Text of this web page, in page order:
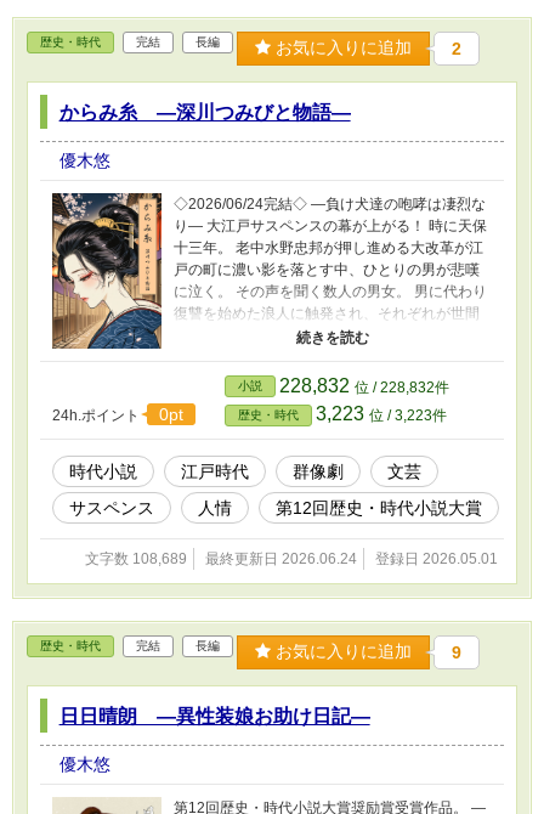
歴史・時代 完結 長編 お気に入りに追加 2
からみ糸 ―深川つみびと物語―
優木悠
◇2026/06/24完結◇ ―負け犬達の咆哮は凄烈な
り― 大江戸サスペンスの幕が上がる！ 時に天保
十三年。 老中水野忠邦が押し進める大改革が江
戸の町に濃い影を落とす中、ひとりの男が悲嘆
に泣く。 その声を聞く数人の男女。 男に代わり
復讐を始めた浪人に触発され、それぞれが世間
に牙を剥く。 寿命いくばくもない老人、行き場
昇進できない男、悔恨にさいなまれる下っ引、
足を洗いたい巾着切り、冴えない料理人⋯⋯。
苦衷の中で生きる者達の小さな罪業は、やがて
水野忠邦の心胆を寒からしめることになる。 巷
間を騒がす者たち。それを追う同心。興奮必至
のクライムスリラー！
24h.ポイント 0pt
小説 228,832 位 / 228,832件
歴史・時代 3,223 位 / 3,223件
時代小説 江戸時代 群像劇
文芸
サスペンス
人情 第12回歴史・時代小説大賞
文字数 108,689 最終更新日 2026.06.24 登録日 2026.05.01
歴史・時代 完結 長編 お気に入りに追加 9
日日晴朗 ―異性装娘お助け日記―
優木悠
第12回歴史・時代小説大賞奨励賞受賞作品。 ―